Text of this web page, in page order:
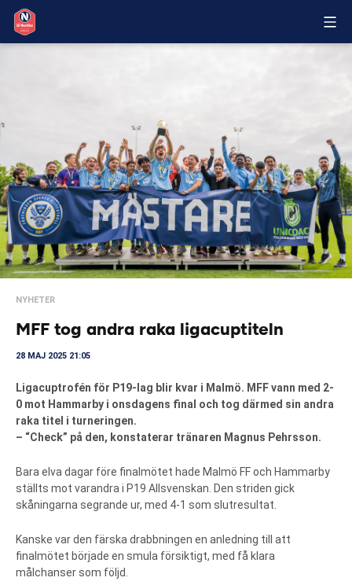
NYHETER
MFF tog andra raka ligacuptiteln
28 MAJ 2025 21:05
Ligacuptrofén för P19-lag blir kvar i Malmö. MFF vann med 2-
0 mot Hammarby i onsdagens final och tog därmed sin andra
raka titel i turneringen.
– “Check” på den, konstaterar tränaren Magnus Pehrsson.
Bara elva dagar före finalmötet hade Malmö FF och Hammarby
ställts mot varandra i P19 Allsvenskan. Den striden gick
skåningarna segrande ur, med 4-1 som slutresultat.
Kanske var den färska drabbningen en anledning till att
finalmötet började en smula försiktigt, med få klara
målchanser som följd.